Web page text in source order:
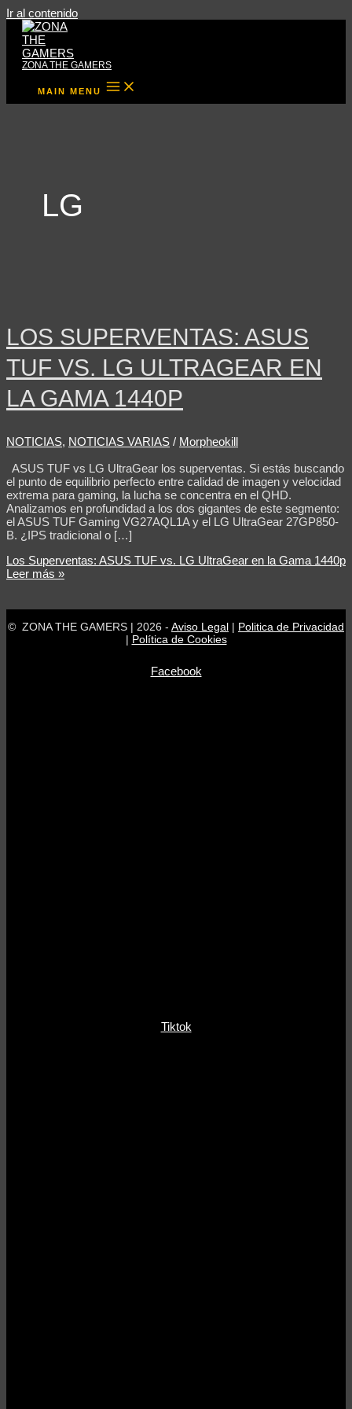
Ir al contenido
ZONA THE GAMERS
MAIN MENU
LG
LOS SUPERVENTAS: ASUS
TUF VS. LG ULTRAGEAR EN
LA GAMA 1440P
NOTICIAS, NOTICIAS VARIAS / Morpheokill
ASUS TUF vs LG UltraGear los superventas. Si estás buscando
el punto de equilibrio perfecto entre calidad de imagen y velocidad
extrema para gaming, la lucha se concentra en el QHD.
Analizamos en profundidad a los dos gigantes de este segmento:
el ASUS TUF Gaming VG27AQL1A y el LG UltraGear 27GP850-
B. ¿IPS tradicional o […]
Los Superventas: ASUS TUF vs. LG UltraGear en la Gama 1440p
Leer más »
© ZONA THE GAMERS | 2026 - Aviso Legal | Politica de Privacidad
| Política de Cookies
Facebook
Tiktok